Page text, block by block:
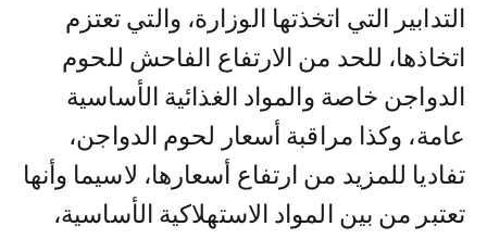
التدابير التي اتخذتها الوزارة، والتي تعتزم
اتخاذها، للحد من الارتفاع الفاحش للحوم
الدواجن خاصة والمواد الغذائية الأساسية
عامة، وكذا مراقبة أسعار لحوم الدواجن،
تفاديا للمزيد من ارتفاع أسعارها، لاسيما وأنها
تعتبر من بين المواد الاستهلاكية الأساسية،